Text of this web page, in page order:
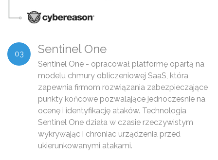
03 Sentinel One
Sentinel One - opracował platformę opartą na
modelu chmury obliczeniowej SaaS, która
zapewnia firmom rozwiązania zabezpieczające
punkty końcowe pozwalające jednoczesnie na
ocenę i identyfikację ataków. Technologia
Sentinel One działa w czasie rzeczywistym
wykrywając i chroniac urządzenia przed
ukierunkowanymi atakami.